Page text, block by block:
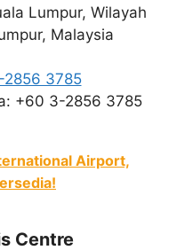
Lumpur, Wilayah
Malaysia
2856 3785
+60 3-2856 3785
Airport,
Centre